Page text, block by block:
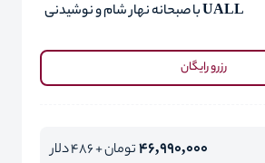
UALL با صبحانه نهار شام و نوشیدنی
رزرو رایگان
46,990,000تومان + 486 دلار